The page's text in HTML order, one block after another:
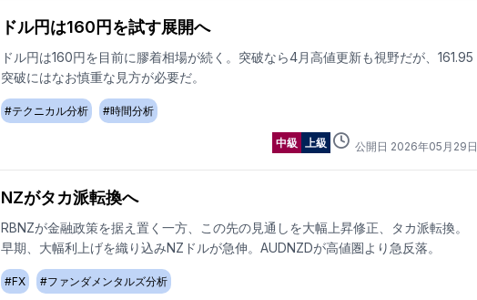
ドル円は160円を試す展開へ
ドル円は160円を目前に膠着相場が続く。突破なら4月高値更新も視野だが、161.95
突破にはなお慎重な見方が必要だ。
#テクニカル分析 #時間分析
中級 上級 公開日 2026年05 月 29 日
NZがタカ派転換へ
RBNZが金融政策を据え置く一方、この先の見通しを大幅上昇修正、タカ派転換。
早期、大幅利上げを織り込みNZドルが急伸。AUDNZDが高値圏より急反落。
#FX #ファンダメンタルズ分析